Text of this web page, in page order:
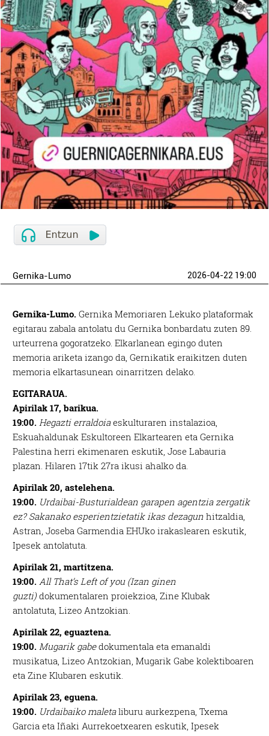
Gernika-Lumo 2026-04-22 19:00
Gernika-Lumo. Gernika Memoriaren Lekuko plataformak
egitarau zabala antolatu du Gernika bonbardatu zuten 89.
urteurrena gogoratzeko. Elkarlanean egingo duten
memoria ariketa izango da, Gernikatik eraikitzen duten
memoria elkartasunean oinarritzen delako.
EGITARAUA.
Apirilak 17, barikua.
19:00. Hegazti erraldoiaeskulturaren instalazioa,
Eskuahaldunak Eskultoreen Elkartearen eta Gernika
Palestina herri ekimenaren eskutik, Jose Labauria
plazan. Hilaren 17tik 27ra ikusi ahalko da.
Apirilak 20, astelehena.
19:00. Urdaibai-Busturialdean garapen agentzia zergatik
ez? Sakanako esperientzietatik ikas dezagunhitzaldia,
Astran, Joseba Garmendia EHUko irakaslearen eskutik,
Ipesek antolatuta.
Apirilak 21, martitzena.
19:00. All That’s Left of you (Izan ginen
guzti)dokumentalaren proiekzioa, Zine Klubak
antolatuta, Lizeo Antzokian.
Apirilak 22, eguaztena.
19:00. Mugarik gabedokumentala eta emanaldi
musikatua, Lizeo Antzokian, Mugarik Gabe kolektiboaren
eta Zine Klubaren eskutik.
Apirilak 23, eguena.
19:00. Urdaibaiko maletaliburu aurkezpena, Txema
Garcia eta Iñaki Aurrekoetxearen eskutik, Ipesek